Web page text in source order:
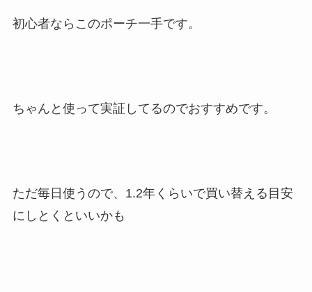
初心者ならこのポーチ一手です。
ちゃんと使って実証してるのでおすすめです。
ただ毎日使うので、1.2年くらいで買い替える目安
にしとくといいかも